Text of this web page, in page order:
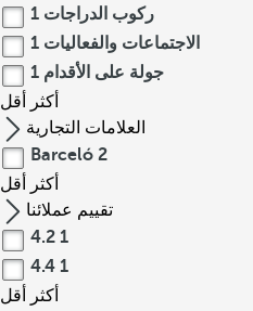
ركوب الدراجات 1
الاجتماعات والفعاليات 1
جولة على الأقدام 1
أكثر
أقل
العلامات التجارية
Barceló 2
أكثر
أقل
تقييم عملائنا
4.2 1
4.4 1
أكثر
أقل